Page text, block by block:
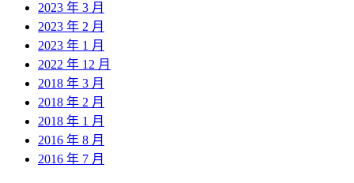
2023 年 3 月
2023 年 2 月
2023 年 1 月
2022 年 12 月
2018 年 3 月
2018 年 2 月
2018 年 1 月
2016 年 8 月
2016 年 7 月